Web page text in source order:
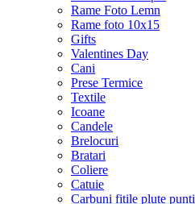
Rame Foto Lemn
Rame foto 10x15
Gifts
Valentines Day
Cani
Prese Termice
Textile
Icoane
Candele
Brelocuri
Bratari
Coliere
Catuie
Carbuni fitile plute punti